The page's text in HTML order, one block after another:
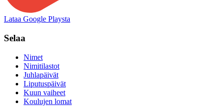
Lataa Google Playsta
Selaa
Nimet
Nimitilastot
Juhlapäivät
Liputuspäivät
Kuun vaiheet
Koulujen lomat